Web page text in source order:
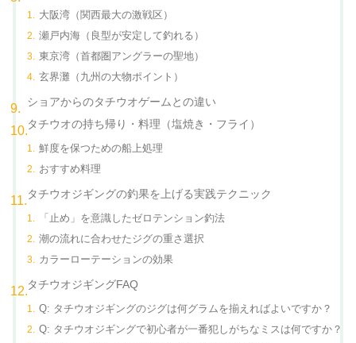
大阪湾（関西最大の激戦区）
瀬戸内海（良型が安定して釣れる）
東京湾（首都圏アングラーの聖地）
玄界灘（九州の大物ポイント）
ショアからのタチウオゲームとの違い
タチウオの持ち帰り・料理（塩焼き・フライ）
鮮度を保つための船上処理
おすすめ料理
タチウオジギングの釣果を上げる実践テクニック
「止め」を意識したゼロテンション釣法
潮の流れに合わせたジグの重さ選択
カラーローテーションの効果
タチウオジギングFAQ
Q: タチウオジギングのジグは何グラムを揃えればよいですか？
Q: タチウオジギングで初心者が一番犯しがちなミスは何ですか？